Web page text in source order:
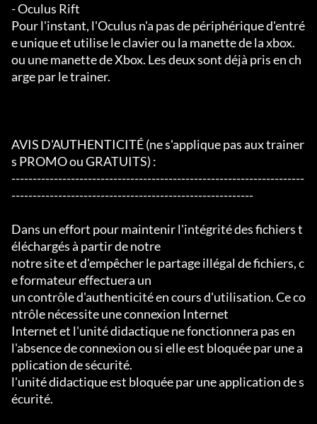
- Oculus Rift
Pour l'instant, l'Oculus n'a pas de périphérique d'entré
e unique et utilise le clavier ou la manette de la xbox.
ou une manette de Xbox. Les deux sont déjà pris en ch
arge par le trainer.
AVIS D'AUTHENTICITÉ (ne s'applique pas aux trainer
s PROMO ou GRATUITS) :
---------------------------------------------------------------------
---------------------------------------------------------
Dans un effort pour maintenir l'intégrité des fichiers t
éléchargés à partir de notre
notre site et d'empêcher le partage illégal de fichiers, c
e formateur effectuera un
un contrôle d'authenticité en cours d'utilisation. Ce co
ntrôle nécessite une connexion Internet
Internet et l'unité didactique ne fonctionnera pas en
l'absence de connexion ou si elle est bloquée par une a
pplication de sécurité.
l'unité didactique est bloquée par une application de s
écurité.